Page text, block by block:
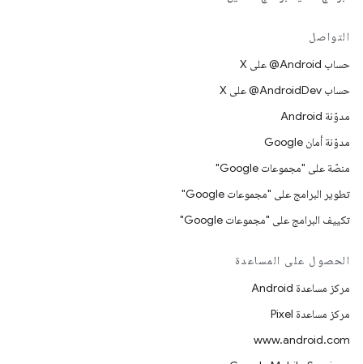
التواصل
حساب ‎@Android على X
حساب ‎@AndroidDev على X
مدوّنة Android
مدوّنة أمان Google
منصّة على "مجموعات Google"
تطوير البرامج على "مجموعات Google"
تكييف البرامج على "مجموعات Google"
الحصول على المساعدة
مركز مساعدة Android
مركز مساعدة Pixel
www.android.com